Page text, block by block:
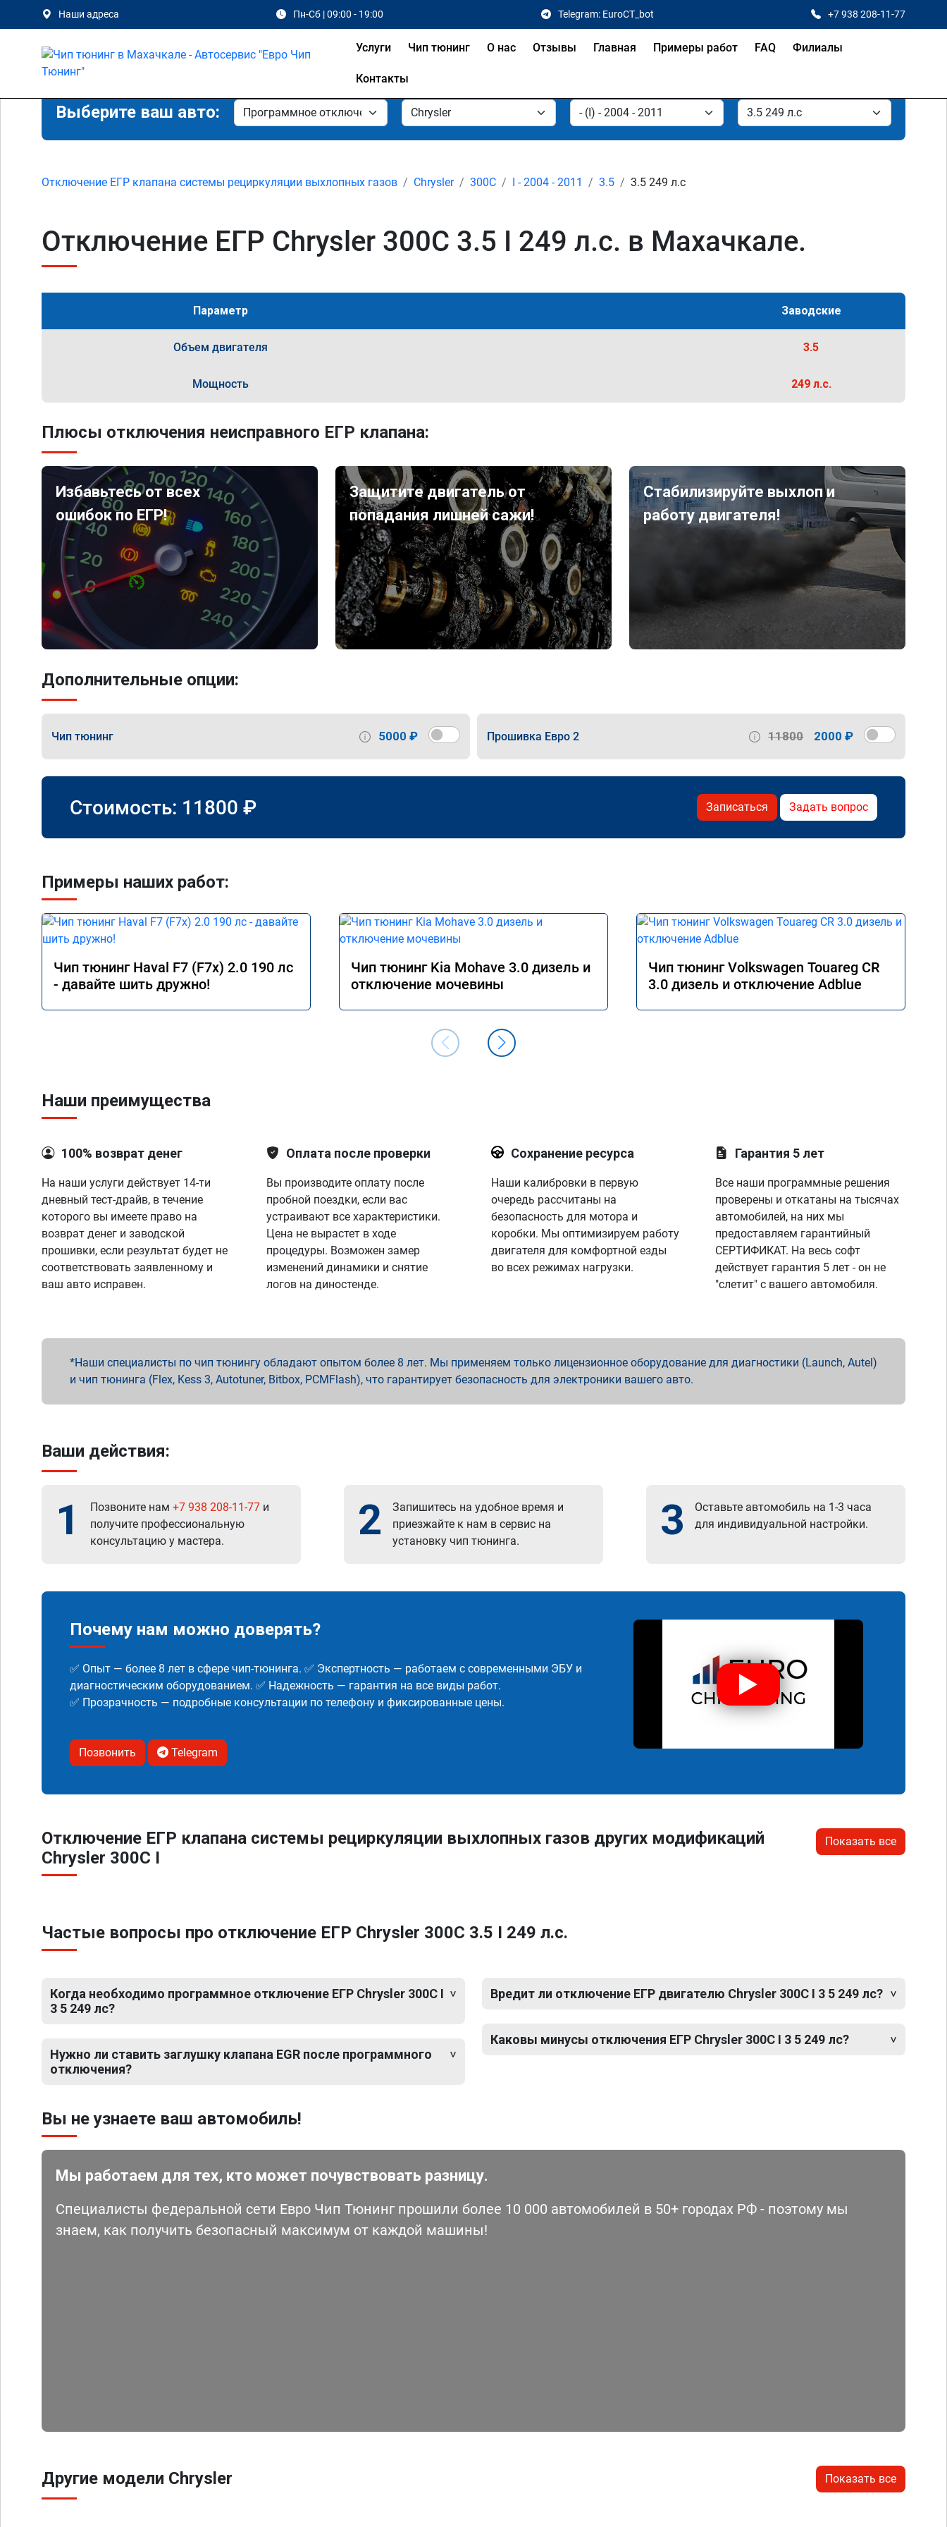
Наши адреса Пн-Сб | 09:00 - 19:00 Telegram: EuroCT_bot +7 938 208-11-77
Услуги Чип тюнинг О нас Отзывы Главная Примеры работ FAQ Филиалы
Контакты
Выберите ваш авто:
Отключение ЕГР клапана системы рециркуляции выхлопных газов Chrysler 300C I - 2004 - 2011 3.5 3.5 249 л.с
Отключение ЕГР Chrysler 300C 3.5 I 249 л.с. в Махачкале.
Параметр Заводские
Объем двигателя 3.5
Мощность 249 л.с.
Плюсы отключения неисправного ЕГР клапана:
Избавьтесь от всех
ошибок по ЕГР!
Защитите двигатель от
попадания лишней сажи!
Стабилизируйте выхлоп и
работу двигателя!
Дополнительные опции:
Чип тюнинг 5000 ₽ Прошивка Евро 2 11800 2000 ₽
Стоимость: 11800 ₽ Записаться Задать вопрос
Примеры наших работ:
Чип тюнинг Haval F7 (F7x) 2.0 190 лс
- давайте шить дружно!
Чип тюнинг Kia Mohave 3.0 дизель и
отключение мочевины
Чип тюнинг Volkswagen Touareg CR
3.0 дизель и отключение Adblue
Наши преимущества
100% возврат денег
На наши услуги действует 14-ти
дневный тест-драйв, в течение
которого вы имеете право на
возврат денег и заводской
прошивки, если результат будет не
соответствовать заявленному и
ваш авто исправен.
Оплата после проверки
Вы производите оплату после
пробной поездки, если вас
устраивают все характеристики.
Цена не вырастет в ходе
процедуры. Возможен замер
изменений динамики и снятие
логов на диностенде.
Сохранение ресурса
Наши калибровки в первую
очередь рассчитаны на
безопасность для мотора и
коробки. Мы оптимизируем работу
двигателя для комфортной езды
во всех режимах нагрузки.
Гарантия 5 лет
Все наши программные решения
проверены и откатаны на тысячах
автомобилей, на них мы
предоставляем гарантийный
СЕРТИФИКАТ. На весь софт
действует гарантия 5 лет - он не
"слетит" с вашего автомобиля.
Наши специалисты по чип тюнингу обладают опытом более 8 лет. Мы применяем только лицензионное оборудование для диагностики (Launch, Autel)
и чип тюнинга (Flex, Kess 3, Autotuner, Bitbox, PCMFlash), что гарантирует безопасность для электроники вашего авто.
Ваши действия:
1 Позвоните нам +7 938 208-11-77 и
получите профессиональную
консультацию у мастера.
2
Запишитесь на удобное время и
приезжайте к нам в сервис на
установку чип тюнинга.
3
Оставьте автомобиль на 1-3 часа
для индивидуальной настройки.
Почему нам можно доверять?
✅ Опыт — более 8 лет в сфере чип-тюнинга. ✅ Экспертность — работаем с современными ЭБУ и
диагностическим оборудованием. ✅ Надежность — гарантия на все виды работ.
✅ Прозрачность — подробные консультации по телефону и фиксированные цены.
Позвонить Telegram
Отключение ЕГР клапана системы рециркуляции выхлопных газов других модификаций
Chrysler 300C I
Показать все
Частые вопросы про отключение ЕГР Chrysler 300C 3.5 I 249 л.с.
Когда необходимо программное отключение ЕГР Chrysler 300C I
3 5 249 лс?
Нужно ли ставить заглушку клапана EGR после программного
отключения?
Вредит ли отключение ЕГР двигателю Chrysler 300C I 3 5 249 лс?
Каковы минусы отключения ЕГР Chrysler 300C I 3 5 249 лс?
Вы не узнаете ваш автомобиль!
Мы работаем для тех, кто может почувствовать разницу.
Специалисты федеральной сети Евро Чип Тюнинг прошили более 10 000 автомобилей в 50+ городах РФ - поэтому мы
знаем, как получить безопасный максимум от каждой машины!
Другие модели Chrysler Показать все